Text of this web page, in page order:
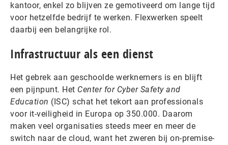
kantoor, enkel zo blijven ze gemotiveerd om lange tijd
voor hetzelfde bedrijf te werken. Flexwerken speelt
daarbij een belangrijke rol.
Infrastructuur als een dienst
Het gebrek aan geschoolde werknemers is en blijft
een pijnpunt. Het Center for Cyber Safety and
Education (ISC) schat het tekort aan professionals
voor it-veiligheid in Europa op 350.000. Daarom
maken veel organisaties steeds meer en meer de
switch naar de cloud, want het zweren bij on-premise-